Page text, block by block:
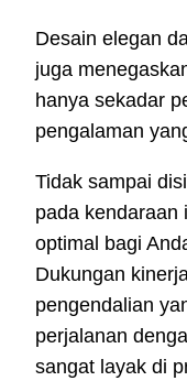
Desain elegan
juga
hanya sekadar
pengalaman
Tidak sampai
pada kendaraan
optimal bagi
Dukungan
pengendalian
perjalanan
sangat layak di